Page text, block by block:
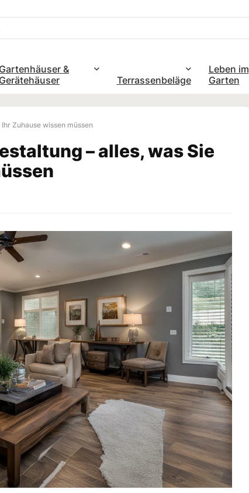
Gartenhäuser &
Gerätehäuser
Terrassenbeläge
Leben im
Garten
Zuhause wissen müssen
– alles, was Sie